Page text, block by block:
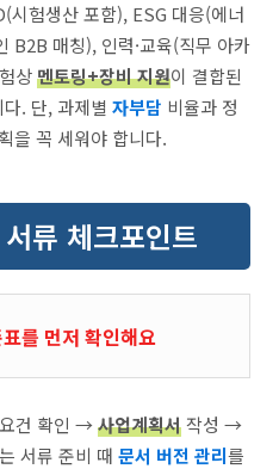
험생산 포함), ESG 대응(에너
B2B 매칭), 인력·교육(직무 아카
상멘토링+장비 지원이 결합된
. 단, 과제별 자부담 비율과 정
을 꼭 세워야 합니다.
류 체크포인트
를 먼저 확인해요
건 확인 →사업계획서작성 →
서류 준비 때 문서 버전 관리를